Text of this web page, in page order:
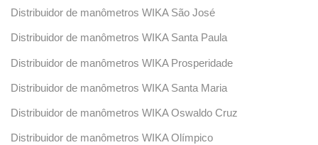
Distribuidor de manômetros WIKA São José
Distribuidor de manômetros WIKA Santa Paula
Distribuidor de manômetros WIKA Prosperidade
Distribuidor de manômetros WIKA Santa Maria
Distribuidor de manômetros WIKA Oswaldo Cruz
Distribuidor de manômetros WIKA Olímpico